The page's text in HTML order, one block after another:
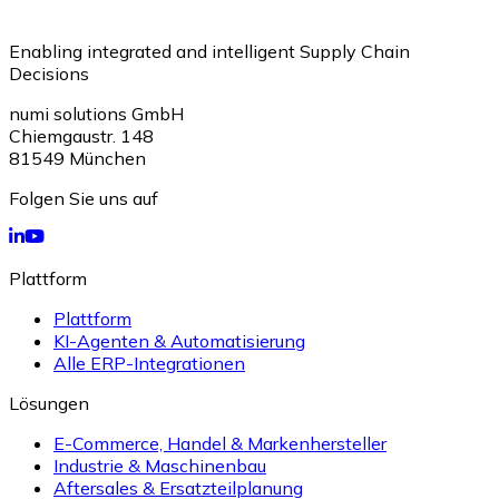
Enabling integrated and intelligent Supply Chain
Decisions
numi solutions GmbH
Chiemgaustr. 148
81549 München
Folgen Sie uns auf
Plattform
Plattform
KI-Agenten & Automatisierung
Alle ERP-Integrationen
Lösungen
E-Commerce, Handel & Markenhersteller
Industrie & Maschinenbau
Aftersales & Ersatzteilplanung